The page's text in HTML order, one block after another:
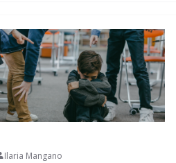
Ilaria Mangano